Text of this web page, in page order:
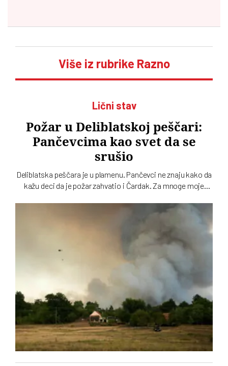
Više iz rubrike Razno
Lični stav
Požar u Deliblatskoj peščari:
Pančevcima kao svet da se
srušio
Deliblatska peščara je u plamenu. Pančevci ne znaju kako da
kažu deci da je požar zahvatio i Čardak. Za mnoge moje
deo detinjstva